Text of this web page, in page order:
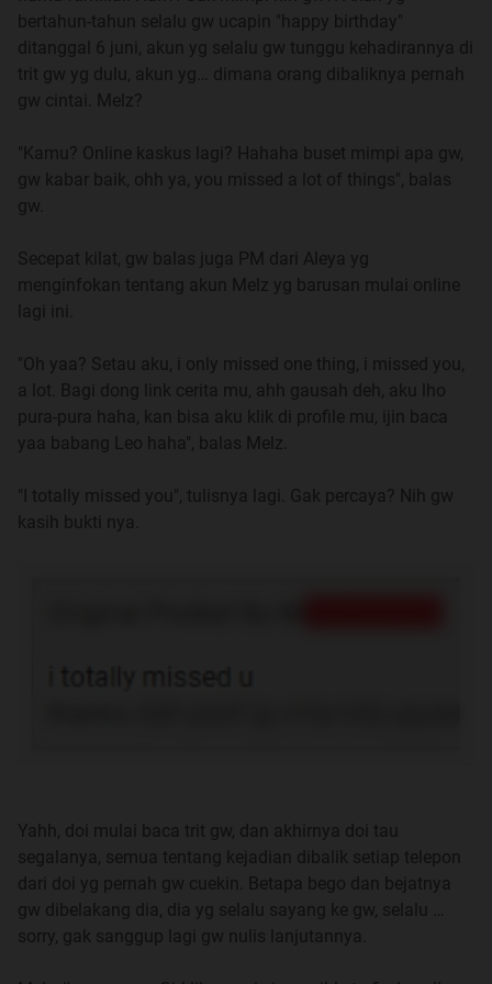
bertahun-tahun selalu gw ucapin "happy birthday"
ditanggal 6 juni, akun yg selalu gw tunggu kehadirannya di
trit gw yg dulu, akun yg… dimana orang dibaliknya pernah
gw cintai. Melz?
"Kamu? Online kaskus lagi? Hahaha buset mimpi apa gw,
gw kabar baik, ohh ya, you missed a lot of things", balas
gw.
Secepat kilat, gw balas juga PM dari Aleya yg
menginfokan tentang akun Melz yg barusan mulai online
lagi ini.
"Oh yaa? Setau aku, i only missed one thing, i missed you,
a lot. Bagi dong link cerita mu, ahh gausah deh, aku lho
pura-pura haha, kan bisa aku klik di profile mu, ijin baca
yaa babang Leo haha", balas Melz.
"I totally missed you", tulisnya lagi. Gak percaya? Nih gw
kasih bukti nya.
Yahh, doi mulai baca trit gw, dan akhirnya doi tau
segalanya, semua tentang kejadian dibalik setiap telepon
dari doi yg pernah gw cuekin. Betapa bego dan bejatnya
gw dibelakang dia, dia yg selalu sayang ke gw, selalu …
sorry, gak sanggup lagi gw nulis lanjutannya.